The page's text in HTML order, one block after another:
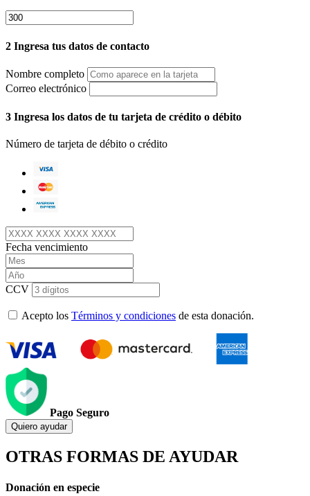
2 Ingresa tus datos de contacto
Nombre completo
Correo electrónico
3 Ingresa los datos de tu tarjeta de crédito o débito
Número de tarjeta de débito o crédito
Fecha vencimiento
CCV
Acepto los Términos y condiciones de esta donación.
Pago Seguro
Quiero ayudar
OTRAS FORMAS DE AYUDAR
Donación en especie